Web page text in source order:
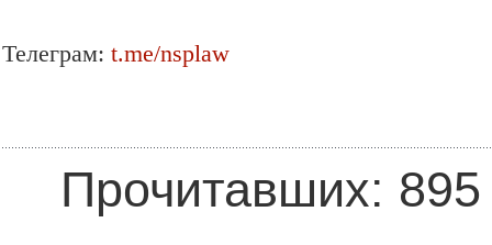
Телеграм: t.me/nsplaw
Прочитавших: 895